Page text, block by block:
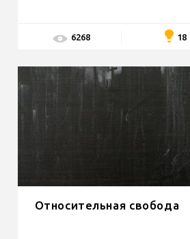
6268 18
Относительная свобода